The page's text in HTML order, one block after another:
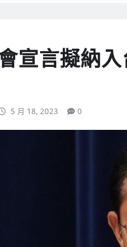
宣言擬納
5 月 18, 2023 0